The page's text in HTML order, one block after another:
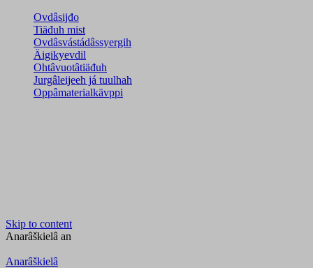
Ovdâsijđo
Tiäđuh mist
Ovdâsvástádâssyergih
Äigikyevdil
Ohtâvuotâtiäđuh
Jurgâleijeeh já tuulhah
Oppâmaterialkävppi
Skip to content
Anarâškielâ an
Anarâškielâ